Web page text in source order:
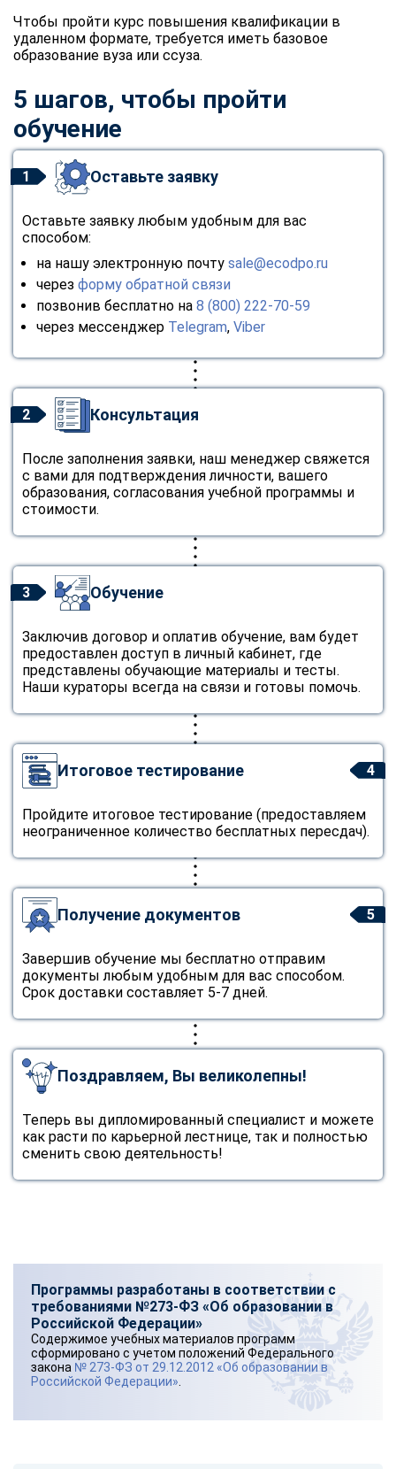
Чтобы пройти курс повышения квалификации в
удаленном формате, требуется иметь базовое
образование вуза или ссуза.
5 шагов, чтобы пройти
обучение
1 Оставьте заявку
Оставьте заявку любым удобным для вас
способом:
на нашу электронную почту sale@ecodpo.ru
через форму обратной связи
позвонив бесплатно на 8 (800) 222-70-59
через мессенджер Telegram, Viber
2 Консультация
После заполнения заявки, наш менеджер свяжется
с вами для подтверждения личности, вашего
образования, согласования учебной программы и
стоимости.
3 Обучение
Заключив договор и оплатив обучение, вам будет
предоставлен доступ в личный кабинет, где
представлены обучающие материалы и тесты.
Наши кураторы всегда на связи и готовы помочь.
4
Итоговое тестирование
Пройдите итоговое тестирование (предоставляем
неограниченное количество бесплатных пересдач).
5
Получение документов
Завершив обучение мы бесплатно отправим
документы любым удобным для вас способом.
Срок доставки составляет 5-7 дней.
Поздравляем, Вы великолепны!
Теперь вы дипломированный специалист и можете
как расти по карьерной лестнице, так и полностью
сменить свою деятельность!
Программы разработаны в соответствии с
требованиями №273-ФЗ «Об образовании в
Российской Федерации»
Содержимое учебных материалов программ
сформировано с учетом положений Федерального
закона № 273-ФЗ от 29.12.2012 «Об образовании в
Российской Федерации»